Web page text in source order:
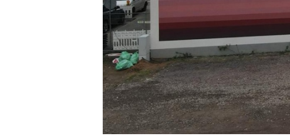
IPIN Cornerstone